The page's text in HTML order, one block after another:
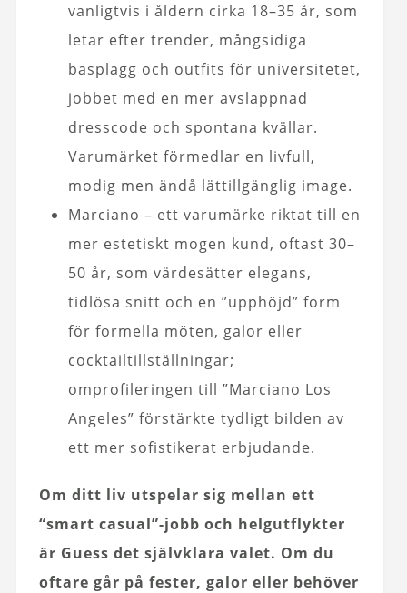
vanligtvis i åldern cirka 18–35 år, som
letar efter trender, mångsidiga
basplagg och outfits för universitetet,
jobbet med en mer avslappnad
dresscode och spontana kvällar.
Varumärket förmedlar en livfull,
modig men ändå lättillgänglig image.
Marciano – ett varumärke riktat till en
mer estetiskt mogen kund, oftast 30–
50 år, som värdesätter elegans,
tidlösa snitt och en ”upphöjd” form
för formella möten, galor eller
cocktailtillställningar;
omprofileringen till ”Marciano Los
Angeles” förstärkte tydligt bilden av
ett mer sofistikerat erbjudande.
Om ditt liv utspelar sig mellan ett
“smart casual”-jobb och helgutflykter
är Guess det självklara valet. Om du
oftare går på fester, galor eller behöver